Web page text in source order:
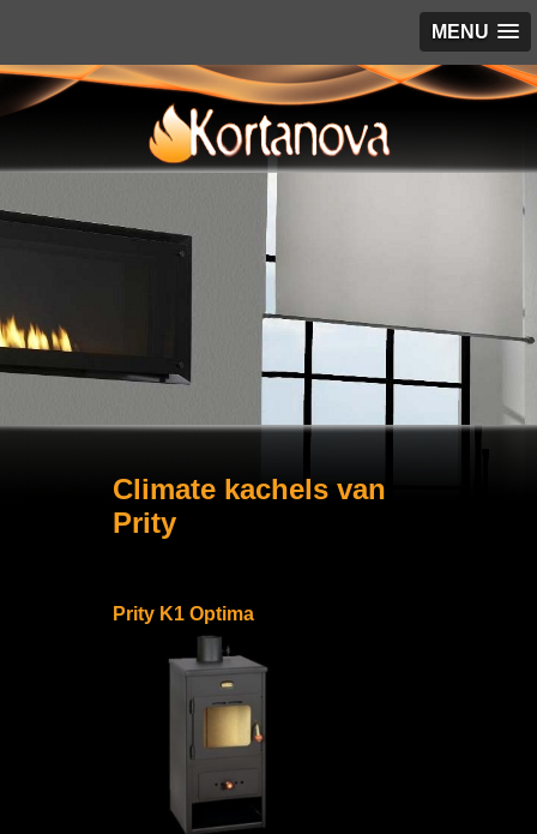
MENU
Climate kachels van
Prity
Prity K1 Optima